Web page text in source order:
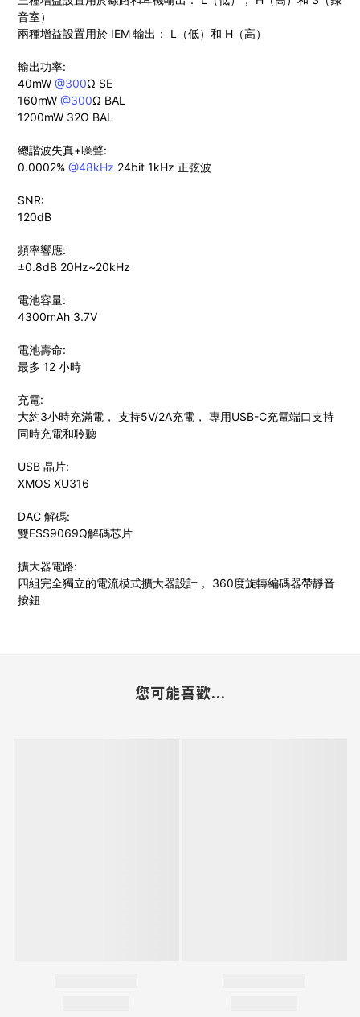
音室）
兩種增益設置用於 IEM 輸出： L（低）和 H（高）
輸出功率:
40mW @300Ω SE
160mW @300Ω BAL
1200mW 32Ω BAL
總諧波失真+噪聲:
0.0002% @48kHz 24bit 1kHz 正弦波
SNR:
120dB
頻率響應:
±0.8dB 20Hz~20kHz
電池容量:
4300mAh 3.7V
電池壽命:
最多 12 小時
充電:
大約3小時充滿電， 支持5V/2A充電， 專用USB-C充電端口支持
同時充電和聆聽
USB 晶片:
XMOS XU316
DAC 解碼:
雙ESS9069Q解碼芯片
擴大器電路:
四組完全獨立的電流模式擴大器設計， 360度旋轉編碼器帶靜音
按鈕
您可能喜歡...